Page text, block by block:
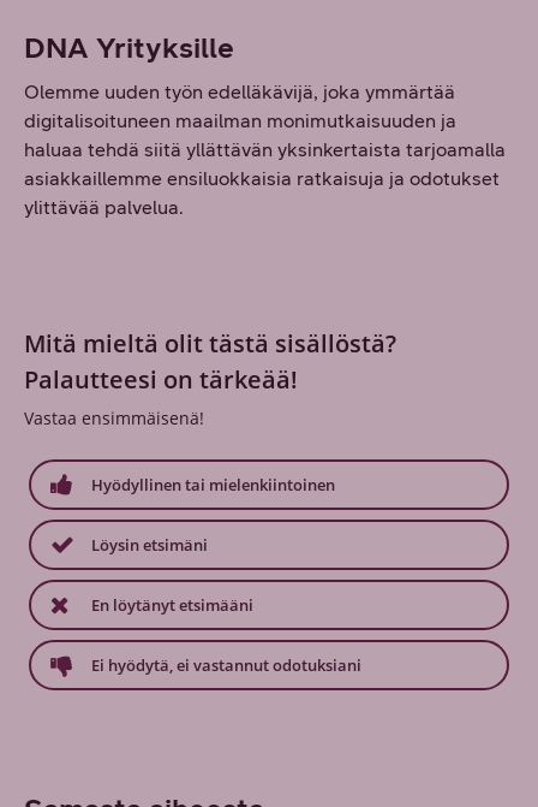
DNA Yrityksille
Olemme uuden työn edelläkävijä, joka ymmärtää
digitalisoituneen maailman monimutkaisuuden ja
haluaa tehdä siitä yllättävän yksinkertaista tarjoamalla
asiakkaillemme ensiluokkaisia ratkaisuja ja odotukset
ylittävää palvelua.
Mitä mieltä olit tästä sisällöstä?
Palautteesi on tärkeää!
Vastaa ensimmäisenä!
Hyödyllinen tai mielenkiintoinen
Löysin etsimäni
En löytänyt etsimääni
Ei hyödytä, ei vastannut odotuksiani